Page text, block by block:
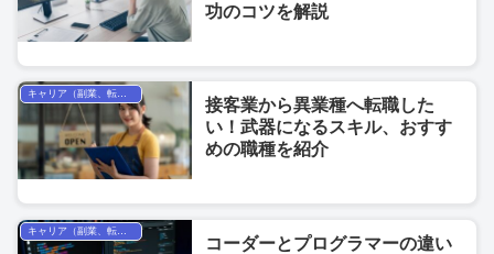
功のコツを解説
接客業から異業種へ転職した
い！武器になるスキル、おすす
めの職種を紹介
キャリア（副業、転職、フリーランス）
コーダーとプログラマーの違い